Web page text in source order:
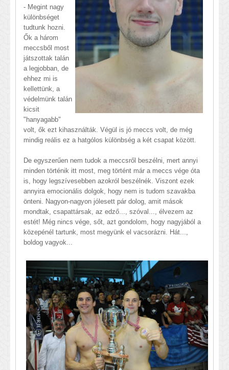
- Megint nagy
különbséget
tudtunk hozni.
Ők a három
meccsből most
játszottak talán
a legjobban, de
ehhez mi is
kellettünk, a
védelmünk talán
kicsit
"hanyagabb"
volt, ők ezt kihasználták. Végül is jó meccs volt, de még
mindig reális ez a hatgólos különbség a két csapat között.
De egyszerűen nem tudok a meccsről beszélni, mert annyi
minden történik itt most, meg történt már a meccs vége óta
is, hogy legszívesebben azokról beszélnék. Viszont ezek
annyira emocionális dolgok, hogy nem is tudom szavakba
önteni. Nagyon-nagyon jólesett pár dolog, amit mások
mondtak, csapattársak, az edző..., szóval..., élvezem az
estét! Még nincs vége, sőt, azt gondolom, hogy nagyjából a
közepénél tartunk, most megyünk el vacsorázni. Hát...,
boldog vagyok...